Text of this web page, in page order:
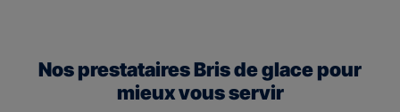
Nos prestataires Bris de glace pour
mieux vous servir